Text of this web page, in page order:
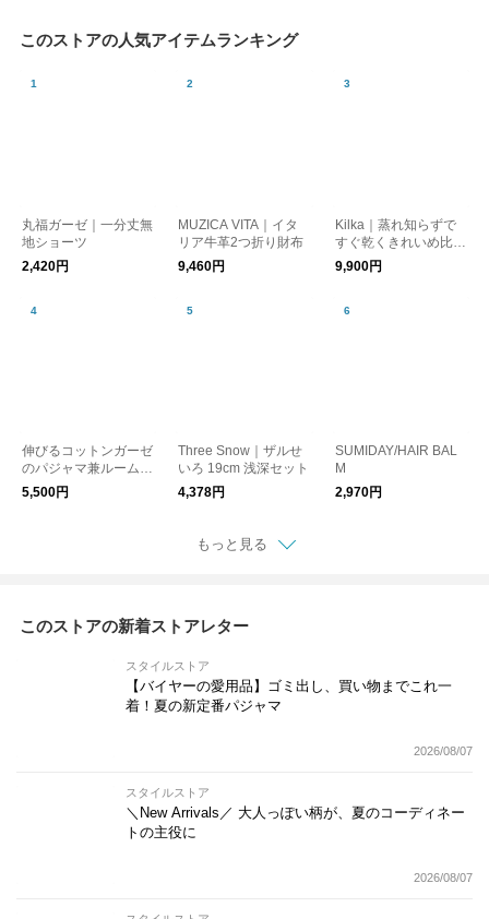
このストアの人気アイテムランキング
丸福ガーゼ｜一分丈無
地ショーツ
2,420円
MUZICA VITA｜イタ
リア牛革2つ折り財布
9,460円
Kilka｜蒸れ知らずで
すぐ乾くきれいめ比翼
ブラウス
9,900円
伸びるコットンガーゼ
のパジャマ兼ルームウ
ェア 接触冷感 5分袖プ
ルオーバー レディー
5,500円
Three Snow｜ザルせ
いろ 19cm 浅深セット
4,378円
SUMIDAY/HAIR BAL
M
2,970円
もっと見る
このストアの新着ストアレター
スタイルストア
【バイヤーの愛用品】ゴミ出し、買い物までこれ一
着！夏の新定番パジャマ
2026/08/07
スタイルストア
＼New Arrivals／ 大人っぽい柄が、夏のコーディネー
トの主役に
2026/08/07